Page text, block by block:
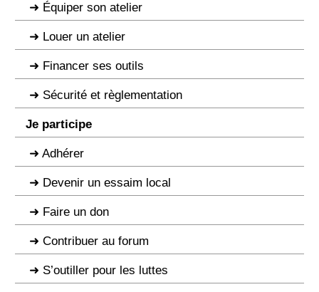
Équiper son atelier
Louer un atelier
Financer ses outils
Sécurité et règlementation
Je participe
Adhérer
Devenir un essaim local
Faire un don
Contribuer au forum
S’outiller pour les luttes